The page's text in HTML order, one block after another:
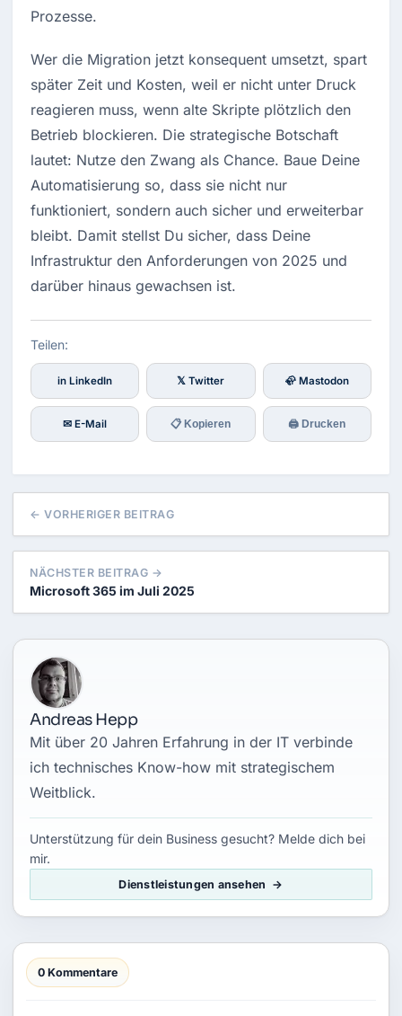
Prozesse.
Wer die Migration jetzt konsequent umsetzt, spart
später Zeit und Kosten, weil er nicht unter Druck
reagieren muss, wenn alte Skripte plötzlich den
Betrieb blockieren. Die strategische Botschaft
lautet: Nutze den Zwang als Chance. Baue Deine
Automatisierung so, dass sie nicht nur
funktioniert, sondern auch sicher und erweiterbar
bleibt. Damit stellst Du sicher, dass Deine
Infrastruktur den Anforderungen von 2025 und
darüber hinaus gewachsen ist.
Teilen:
in LinkedIn 𝕏 Twitter 🦣 Mastodon
✉ E-Mail 📋 Kopieren 🖨 Drucken
← VORHERIGER BEITRAG
NÄCHSTER BEITRAG →
Microsoft 365 im Juli 2025
Andreas Hepp
Mit über 20 Jahren Erfahrung in der IT verbinde
ich technisches Know-how mit strategischem
Weitblick.
Unterstützung für dein Business gesucht? Melde dich bei
mir.
Dienstleistungen ansehen
0 Kommentare